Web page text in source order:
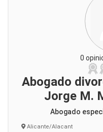
0
Abogado
Jorge M.
Abogado
Alicante/Alacant